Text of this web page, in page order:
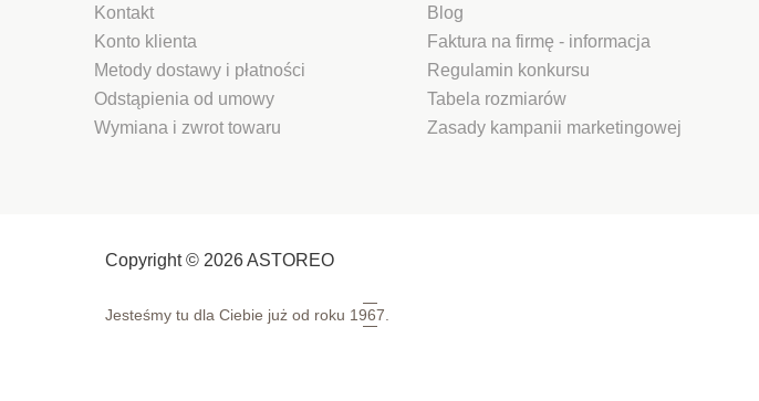
Kontakt
Konto klienta
Metody dostawy i płatności
Odstąpienia od umowy
Wymiana i zwrot towaru
Blog
Faktura na firmę - informacja
Regulamin konkursu
Tabela rozmiarów
Zasady kampanii marketingowej
Copyright © 2026 ASTOREO
Jesteśmy tu dla Ciebie już od roku 1967.